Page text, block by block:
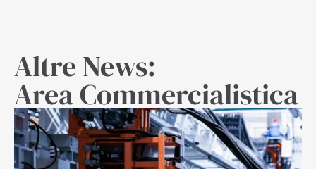
Altre News:
Area Commercialistica